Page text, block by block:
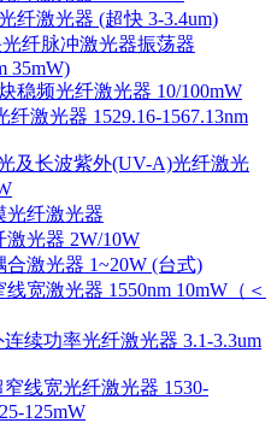
纤激光器 (超快 3-3.4um)
纤脉冲激光器振荡器
35mW)
炔稳频光纤激光器 10/100mW
激光器 1529.16-1567.13nm
及长波紫外(UV-A)光纤激光
光纤激光器
激光器 2W/10W
合激光器 1~20W (台式)
宽激光器 1550nm 10mW（＜
续功率光纤激光器 3.1-3.3um
窄线宽光纤激光器 1530-
125mW